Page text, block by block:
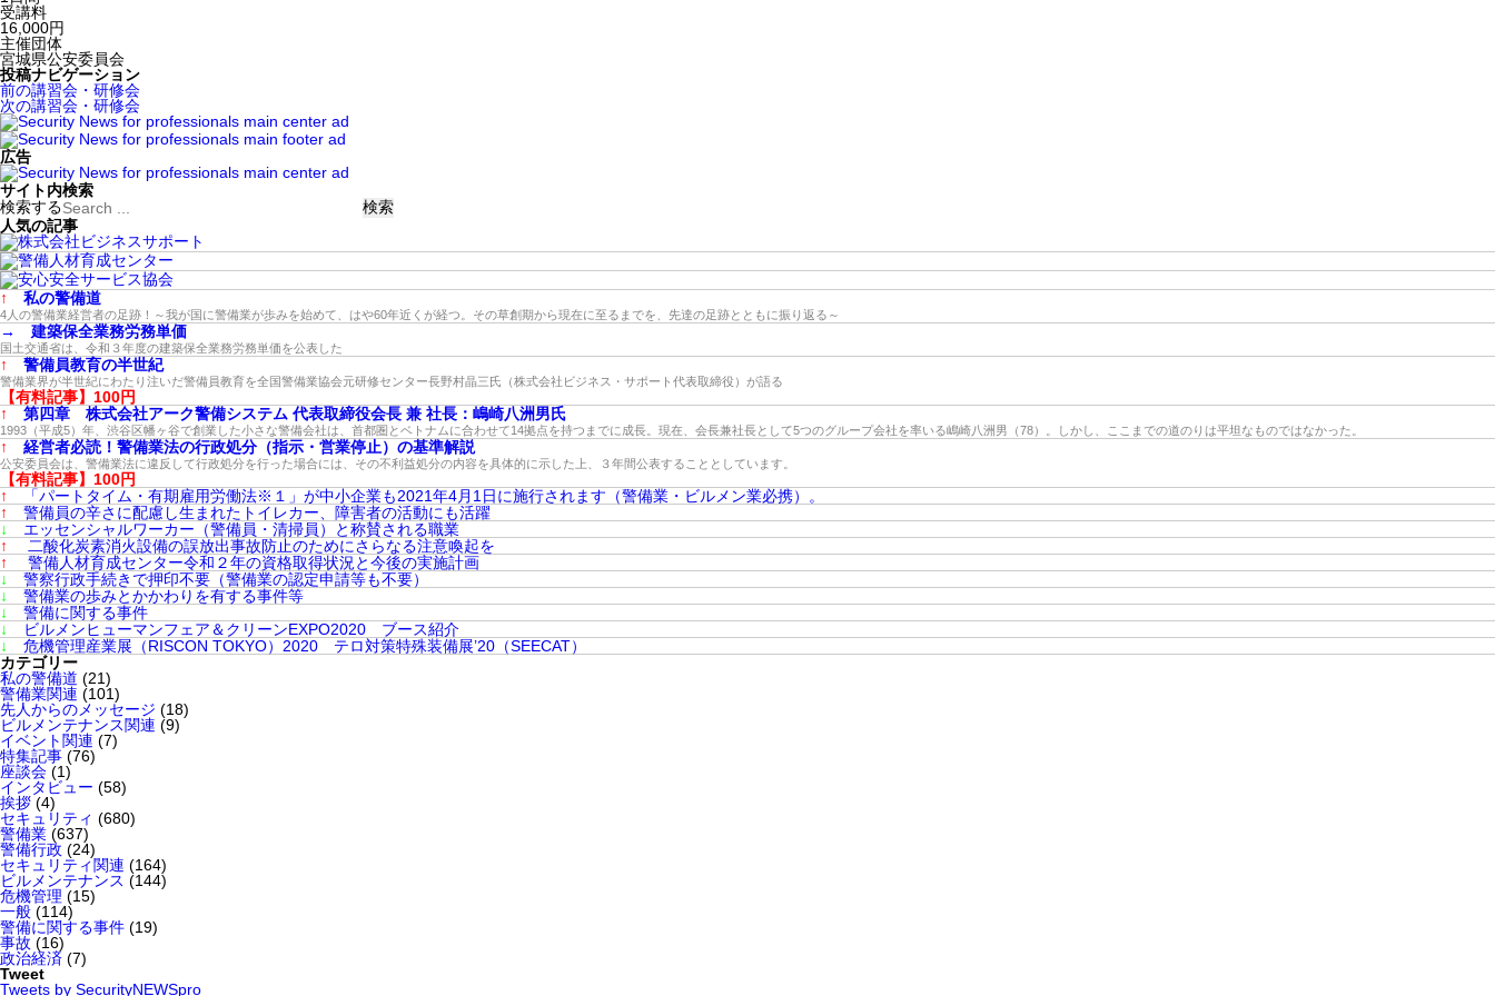
受講料
16,000円
主催団体
宮城県公安委員会
投稿ナビゲーション
前の講習会・研修会
次の講習会・研修会
広告
サイト内検索
検索する
人気の記事
↑ 私の警備道
4人の警備業経営者の足跡！～我が国に警備業が歩みを始めて、はや60年近くが経つ。その草創期から現在に至るまでを、先達の足跡とともに振り返る～
→ 建築保全業務労務単価
国土交通省は、令和３年度の建築保全業務労務単価を公表した
↑ 警備員教育の半世紀
警備業界が半世紀にわたり注いだ警備員教育を全国警備業協会元研修センター長野村晶三氏（株式会社ビジネス・サポート代表取締役）が語る
【有料記事】100円
↑
第四章 株式会社アーク警備システム 代表取締役会長 兼 社長：嶋崎八洲男氏
1993（平成5）年、渋谷区幡ヶ谷で創業した小さな警備会社は、首都圏とベトナムに合わせて14拠点を持つまでに成長。現在、会長兼社長として5つのグループ会社を率いる嶋崎八洲男（78）。しかし、ここまでの道のりは平坦なものではなかった。
↑ 経営者必読！警備業法の行政処分（指示・営業停止）の基準解説
公安委員会は、警備業法に違反して行政処分を行った場合には、その不利益処分の内容を具体的に示した上、３年間公表することとしています。
【有料記事】100円
↑
「パートタイム・有期雇用労働法※１」が中小企業も2021年4月1日に施行されます（警備業・ビルメン業必携）。
↑
警備員の辛さに配慮し生まれたトイレカー、障害者の活動にも活躍
↓
エッセンシャルワーカー（警備員・清掃員）と称賛される職業
↑
二酸化炭素消火設備の誤放出事故防止のためにさらなる注意喚起を
↑
警備人材育成センター令和２年の資格取得状況と今後の実施計画
↓
警察行政手続きで押印不要（警備業の認定申請等も不要）
↓
警備業の歩みとかかわりを有する事件等
↓
警備に関する事件
↓
ビルメンヒューマンフェア＆クリーンEXPO2020 ブース紹介
↓
危機管理産業展（RISCON TOKYO）2020 テロ対策特殊装備展’20（SEECAT）
カテゴリー
私の警備道 (21)
警備業関連 (101)
先人からのメッセージ (18)
ビルメンテナンス関連 (9)
イベント関連 (7)
特集記事 (76)
座談会 (1)
インタビュー (58)
挨拶 (4)
セキュリティ (680)
警備業 (637)
警備行政 (24)
セキュリティ関連 (164)
ビルメンテナンス (144)
危機管理 (15)
一般 (114)
警備に関する事件 (19)
事故 (16)
政治経済 (7)
Tweet
Tweets by SecurityNEWSpro